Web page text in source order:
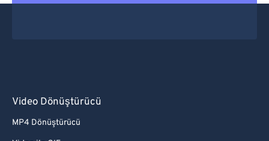
Video Dönüştürücü
MP4 Dönüştürücü